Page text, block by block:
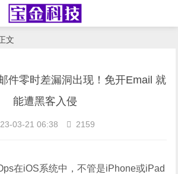
文
件零时差漏洞出现！免开Email 就
能遭黑客入侵
03-21 06:38 2159
在iOS系统中，不管是iPhone或iPad